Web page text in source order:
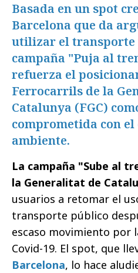
Basada en un spot
Barcelona que da
utilizar el transporte
campaña "Puja al
refuerza el
Ferrocarrils de la
Catalunya (FGC)
comprometida con
ambiente.
La campaña "Sube al
la Generalitat de
usuarios a retomar el
transporte público
escaso movimiento por
Covid-19. El spot, que
Barcelona, lo hace